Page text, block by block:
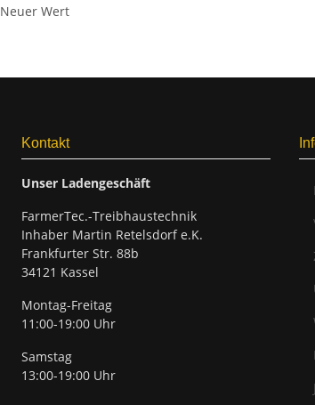
Neuer Wert
Kontakt
Unser Ladengeschäft
FarmerTec.-Treibhaustechnik
Inhaber Martin Retelsdorf e.K.
Frankfurter Str. 88b
34121 Kassel
Montag-Freitag
11:00-19:00 Uhr
Samstag
13:00-19:00 Uhr